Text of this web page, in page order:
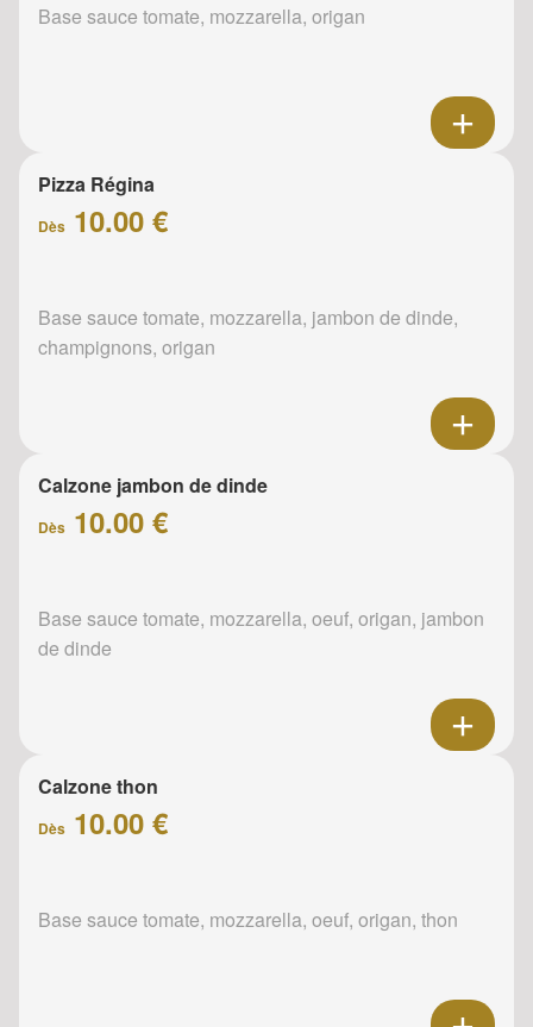
Base sauce tomate, mozzarella, origan
Pizza Régina
Dès 10.00 €
Base sauce tomate, mozzarella, jambon de dinde,
champignons, origan
Calzone jambon de dinde
Dès 10.00 €
Base sauce tomate, mozzarella, oeuf, origan, jambon
de dinde
Calzone thon
Dès 10.00 €
Base sauce tomate, mozzarella, oeuf, origan, thon